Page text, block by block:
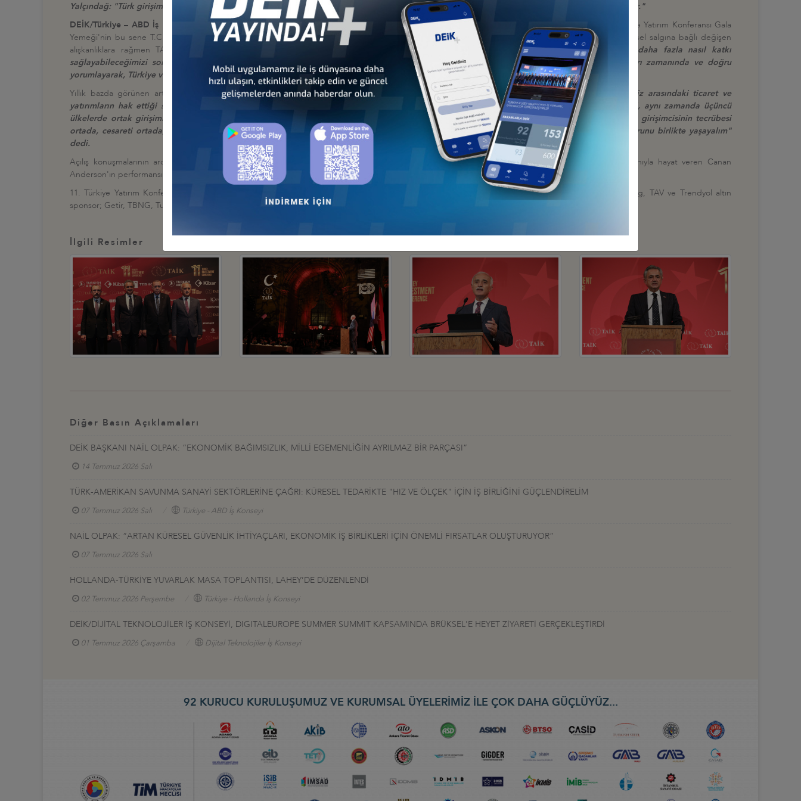
Yalçındağ: "Türk girişimcisinin tecrübesi ortada, cesareti ortada, başarısı ortada… İstiyoruz ki, Amerikalı dostlarımız da bu başarıya ortak olsunlar."
DEİK/Türkiye – ABD İş Konseyi (TAİK) Başkanı Mehmet Ali Yalçındağ,
Covid-19 salgını önlemleri sebebiyle iki senedir organize edilemeyen Türkiye Yatırım Konferansı Gala
Yemeği'nin bu sene T.C. Cumhurbaşkanı Sayın Recep Tayyip Erdoğan'ın katılımlarıyla gerçekleştirilebilmesinden duyduğu mutluluğu ifade etti. Küresel salgına bağlı değişen
alışkanlıklara rağmen TAİK'in önceliklerinden asla ayrılmadığına dikkat çeken Yalçındağ,
"İki ülke arasındaki ekonomik ve ticari ilişkilere daha fazla nasıl katkı
sağlayabileceğimizi sorgulayarak yeni fırsatların önünü açmaya gayret ettik. Küresel salgın sebebiyle tedarik zincirindeki büyük kırılmaları zamanında ve doğru
yorumlayarak, Türkiye ve ABD arasında olgunlaşmayı bekleyen alanlara katkı sunmayı görev edindik"
dedi.
Yıllık bazda görünen artışa rağmen iki ülke arasındaki ticaret hacminin potansiyelini yansıtmadığına değinen Yalçındağ,"TAİK olarak, ülkelerimiz arasındaki ticaret ve
yatırımların hak ettiği seviyelere ulaşabilmesi için proaktif davranıyor, başarı odaklı projeler üretiyoruz. Sadece ticaret ve yatırımların değil, aynı zamanda üçüncü
ülkelerde ortak girişimlerin de önünü açıyoruz"
dedi. Savunma sanayii ve teknoloji alanında yapılan yatırımlara da dikkat çeken Yalçındağ,
"Türk girişimcisinin tecrübesi
ortada, cesareti ortada, başarısı ortada… İstiyoruz ki, Amerikalı dostlarımız da bu başarıya ortak olsunlar. Daha büyük başarıların haklı gururunu birlikte yaşayalım"
dedi.
Açılış konuşmalarının ardından Gala Yemeği, ülkemizi türkülerimizle dünya çapında temsil eden ve Anadolu topraklarından gelen ezgilere kemanıyla hayat veren Canan
Anderson'ın performansı ile devam etti.
11. Türkiye Yatırım Konferansı Gala Yemeği'ne; TEB Holding, THY ve Kibar Holding platin sponsor; Halkbank, Hepsiburada, IC İçtaş, Limak Holding, TAV ve Trendyol altın
sponsor; Getir, TBNG, Turkcell, TUSAŞ, Transatlantic Petroleum ve Yemeksepeti ise gümüş sponsor oldu.
İlgili Resimler
Diğer Basın Açıklamaları
DEİK BAŞKANI NAİL OLPAK: “EKONOMİK BAĞIMSIZLIK, MİLLİ EGEMENLİĞİN AYRILMAZ BİR PARÇASI”
14 Temmuz 2026 Salı
TÜRK-AMERİKAN SAVUNMA SANAYİ SEKTÖRLERİNE ÇAĞRI: KÜRESEL TEDARİKTE "HIZ VE ÖLÇEK" İÇİN İŞ BİRLİĞİNİ GÜÇLENDİRELİM
07 Temmuz 2026 Salı Türkiye - ABD İş Konseyi
NAİL OLPAK: “ARTAN KÜRESEL GÜVENLİK İHTİYAÇLARI, EKONOMİK İŞ BİRLİKLERİ İÇİN ÖNEMLİ FIRSATLAR OLUŞTURUYOR”
07 Temmuz 2026 Salı
HOLLANDA-TÜRKİYE YUVARLAK MASA TOPLANTISI, LAHEY’DE DÜZENLENDİ
02 Temmuz 2026 Perşembe Türkiye - Hollanda İş Konseyi
DEİK/DİJİTAL TEKNOLOJİLER İŞ KONSEYİ, DIGITALEUROPE SUMMER SUMMIT KAPSAMINDA BRÜKSEL'E HEYET ZİYARETİ GERÇEKLEŞTİRDİ
01 Temmuz 2026 Çarşamba Dijital Teknolojiler İş Konseyi
92 KURUCU KURULUŞUMUZ VE KURUMSAL ÜYELERİMİZ İLE ÇOK DAHA GÜÇLÜYÜZ...